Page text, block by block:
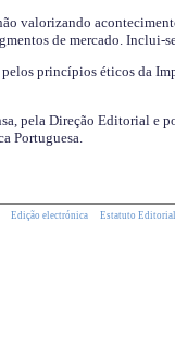
valorizando
de mercado.
princípios éticos da
pela Direção Editorial e
Portuguesa.
Edição electrónica Estatuto Editorial